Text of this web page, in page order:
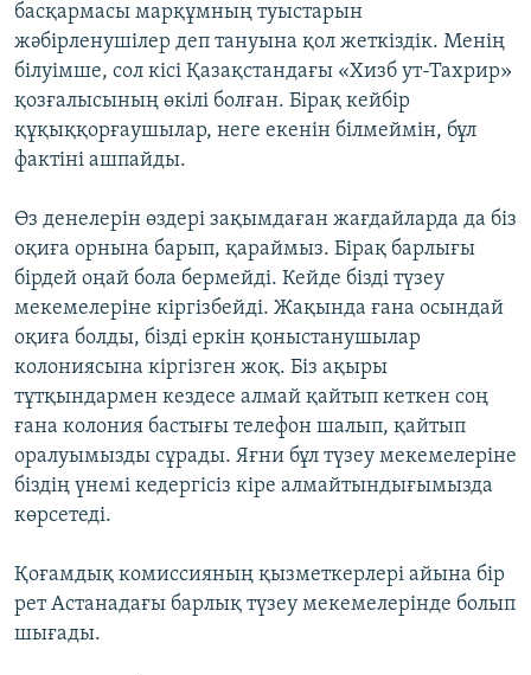
басқармасы марқұмның туыстарын
жәбірленушілер деп тануына қол жеткіздік. Менің
білуімше, сол кісі Қазақстандағы «Хизб ут-Тахрир»
қозғалысының өкілі болған. Бірақ кейбір
құқыққорғаушылар, неге екенін білмеймін, бұл
фактіні ашпайды.
Өз денелерін өздері зақымдаған жағдайларда да біз
оқиға орнына барып, қараймыз. Бірақ барлығы
бірдей оңай бола бермейді. Кейде бізді түзеу
мекемелеріне кіргізбейді. Жақында ғана осындай
оқиға болды, бізді еркін қоныстанушылар
колониясына кіргізген жоқ. Біз ақыры
тұтқындармен кездесе алмай қайтып кеткен соң
ғана колония бастығы телефон шалып, қайтып
оралуымызды сұрады. Яғни бұл түзеу мекемелеріне
біздің үнемі кедергісіз кіре алмайтындығымызда
көрсетеді.
Қоғамдық комиссияның қызметкерлері айына бір
рет Астанадағы барлық түзеу мекемелерінде болып
шығады.